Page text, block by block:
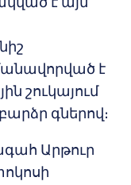
է
շուկայում
գներով։
Արթուր